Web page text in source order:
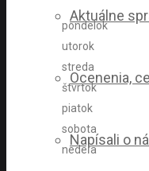
Aktuálne
Ocenenia,
Napísali o
pondelok
utorok
streda
štvrtok
piatok
sobota
nedeľa